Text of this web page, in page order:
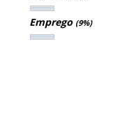
Emprego (9%)